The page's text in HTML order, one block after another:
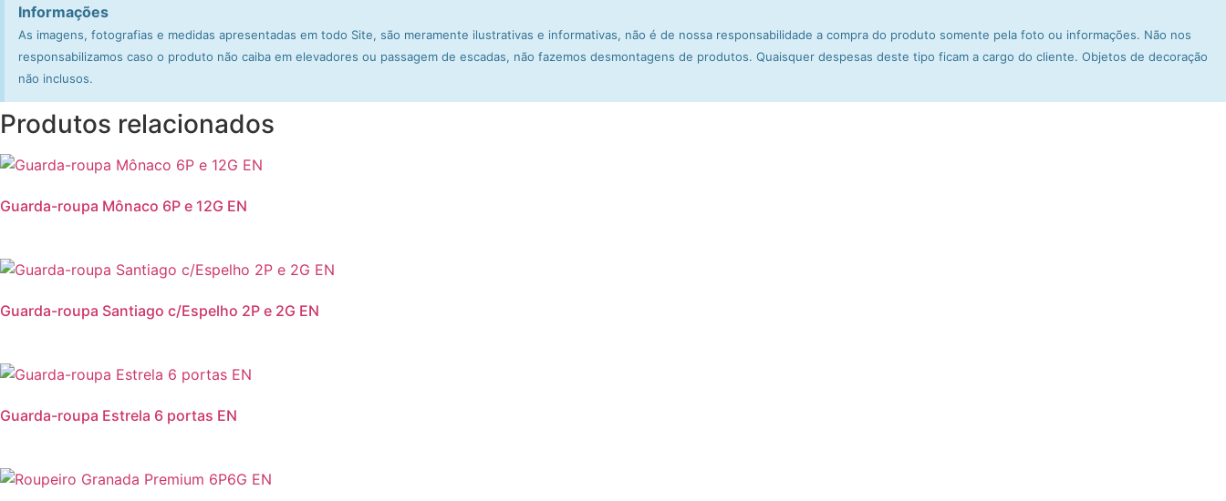
Informações
As imagens, fotografias e medidas apresentadas em todo Site, são meramente ilustrativas e informativas, não é de nossa responsabilidade a compra do produto somente pela foto ou informações. Não nos
responsabilizamos caso o produto não caiba em elevadores ou passagem de escadas, não fazemos desmontagens de produtos. Quaisquer despesas deste tipo ficam a cargo do cliente. Objetos de decoração
não inclusos.
Produtos relacionados
Guarda-roupa Mônaco 6P e 12G EN
Guarda-roupa Santiago c/Espelho 2P e 2G EN
Guarda-roupa Estrela 6 portas EN